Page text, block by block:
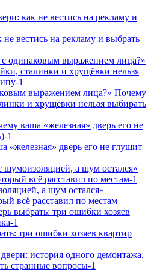
вестись на рекламу и выбрать
выражением лица?» Почему
и хрущёвки нельзя выбирать
дверь его не глушит
а шум остался» —
всё расставил по местам
три ошибки хозяев квартир